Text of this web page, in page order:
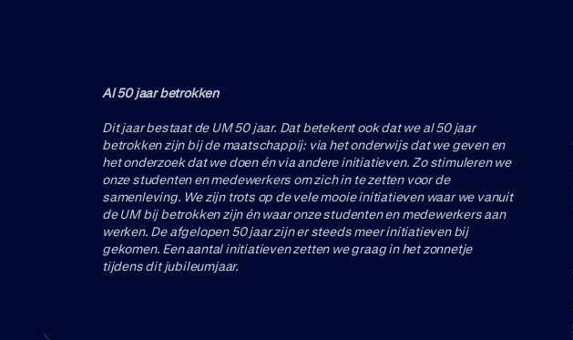
Al 50 jaar betrokken
Dit jaar bestaat de UM 50 jaar. Dat betekent ook dat we al 50 jaar
betrokken zijn bij de maatschappij: via het onderwijs dat we geven en
het onderzoek dat we doen én via andere initiatieven. Zo stimuleren we
onze studenten en medewerkers om zich in te zetten voor de
samenleving. We zijn trots op de vele mooie initiatieven waar we vanuit
de UM bij betrokken zijn én waar onze studenten en medewerkers aan
werken. De afgelopen 50 jaar zijn er steeds meer initiatieven bij
gekomen. Een aantal initiatieven zetten we graag in het zonnetje
tijdens dit jubileumjaar.